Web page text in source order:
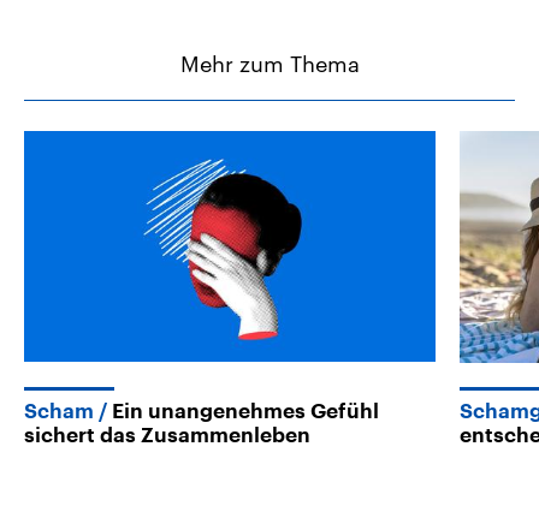
Mehr zum Thema
Scham
Ein unangenehmes Gefühl
sichert das Zusammenleben